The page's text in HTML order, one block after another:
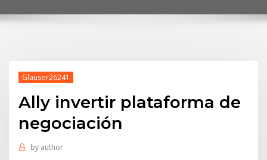
Glauser26241
Ally invertir plataforma de
negociación
by author